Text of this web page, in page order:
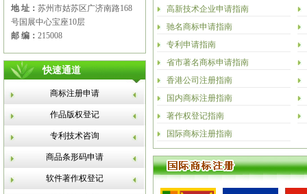
地 址： 苏州市姑苏区广济南路168
号国展中心宝座10层
邮 编： 215008
快速通道
商标注册申请
作品版权登记
专利技术咨询
商品条形码申请
软件著作权登记
高新技术企业申请指南
驰名商标申请指南
专利申请指南
省市著名商标申请指南
香港公司注册指南
国内商标注册指南
著作权登记指南
国际商标注册指南